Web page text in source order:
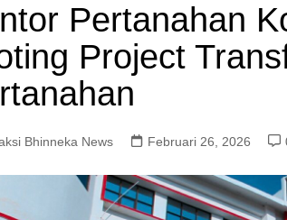
Pertanahan
Project
Bhinneka News Februari 26, 2026